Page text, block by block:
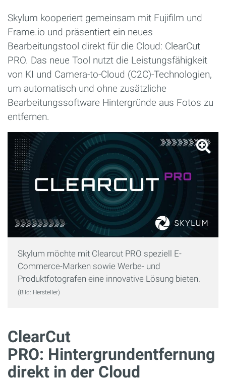
Skylum kooperiert gemeinsam mit Fujifilm und
Frame.io und präsentiert ein neues
Bearbeitungstool direkt für die Cloud: ClearCut
PRO. Das neue Tool nutzt die Leistungsfähigkeit
von KI und Camera-to-Cloud (C2C)-Technologien,
um automatisch und ohne zusätzliche
Bearbeitungssoftware Hintergründe aus Fotos zu
entfernen.
Skylum möchte mit Clearcut PRO speziell E-
Commerce-Marken sowie Werbe- und
Produktfotografen eine innovative Lösung bieten.
(Bild: Hersteller)
ClearCut
PRO: Hintergrundentfernung
direkt in der Cloud